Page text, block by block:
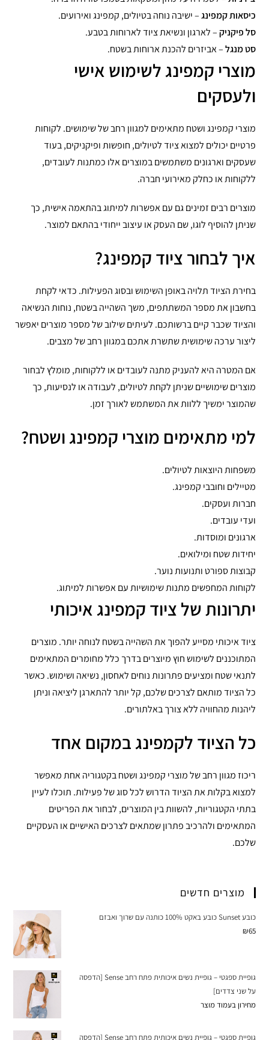
כיסאות קמפינג– ישיבה נוחה בטיולים, קמפינג ואירועים.
סל פיקניק– לארגון ונשיאת ציוד לארוחות בטבע.
סט מנגל– אביזרים להכנת ארוחות בשטח.
מוצרי קמפינג לשימוש אישי
ולעסקים
מוצרי קמפינג ושטח מתאימים למגוון רחב של שימושים. לקוחות
פרטיים יכולים למצוא ציוד לטיולים, חופשות ופיקניקים, בעוד
שעסקים וארגונים משתמשים במוצרים אלו כמתנות לעובדים,
ללקוחות או כחלק מאירועי חברה.
מוצרים רבים זמינים גם עם אפשרות למיתוג בהתאמה אישית, כך
שניתן להוסיף לוגו, שם העסק או עיצוב ייחודי בהתאם למוצר.
איך לבחור ציוד קמפינג?
בחירת הציוד תלויה באופן השימוש ובסוג הפעילות. כדאי לקחת
בחשבון את מספר המשתתפים, משך השהייה בשטח, נוחות הנשיאה
והציוד שכבר קיים ברשותכם. לעיתים שילוב של מספר מוצרים יאפשר
ליצור ערכה שימושית שתשרת אתכם במגוון רחב של מצבים.
אם המטרה היא להעניק מתנה לעובדים או ללקוחות, מומלץ לבחור
מוצרים שימושיים שניתן לקחת לטיולים, לעבודה או לנסיעות, כך
שהמוצר ימשיך ללוות את המשתמש לאורך זמן.
למי מתאימים מוצרי קמפינג ושטח?
משפחות היוצאות לטיולים.
מטיילים וחובבי קמפינג.
חברות ועסקים.
ועדי עובדים.
ארגונים ומוסדות.
יחידות שטח ומילואים.
קבוצות ספורט ותנועות נוער.
לקוחות המחפשים מתנות שימושיות עם אפשרות למיתוג.
יתרונות של ציוד קמפינג איכותי
ציוד איכותי מסייע להפוך את השהייה בשטח לנוחה יותר. מוצרים
המתוכננים לשימוש חוץ מיוצרים בדרך כלל מחומרים המתאימים
לתנאי שטח ומציעים פתרונות נוחים לאחסון, נשיאה ושימוש. כאשר
כל הציוד מותאם לצרכים שלכם, קל יותר להתארגן ליציאה וניתן
ליהנות מהחוויה ללא צורך באלתורים.
כל הציוד לקמפינג במקום אחד
ריכוז מגוון רחב של מוצרי קמפינג ושטח בקטגוריה אחת מאפשר
למצוא בקלות את הציוד הדרוש לכל סוג של פעילות. תוכלו לעיין
בתתי הקטגוריות, להשוות בין המוצרים, לבחור את הפריטים
המתאימים ולהרכיב פתרון שמתאים לצרכים האישיים או העסקיים
שלכם.
מוצרים חדשים
כובע Sunset כובע באקט 100% כותנה עם שרוך ואבזם
₪65
גופיית ספגטי – גופיית נשים איכותית פתח רחב Sense [הדפסה
על שני צדדים]
מחירון בעמוד מוצר
גופיית ספגטי – גופיית נשים איכותית פתח רחב Sense [הדפסה